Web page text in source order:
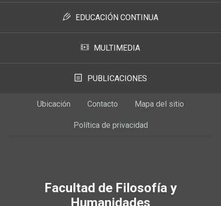
EDUCACIÓN CONTINUA
MULTIMEDIA
PUBLICACIONES
Ubicación Contacto Mapa del sitio
Política de privacidad
Facultad de Filosofía y
Humanidades